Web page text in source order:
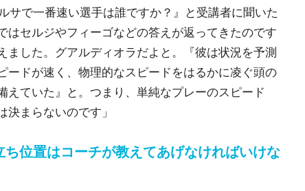
サで一番速い選手は誰ですか？』と受講者に聞いた
はセルジやフィーゴなどの答えが返ってきたのです
ました。グアルディオラだよと。『彼は状況を予測
ードが速く、物理的なスピードをはるかに凌ぐ頭の
えていた』と。つまり、単純なプレーのスピード
決まらないのです」
位置はコーチが教えてあげなければいけな